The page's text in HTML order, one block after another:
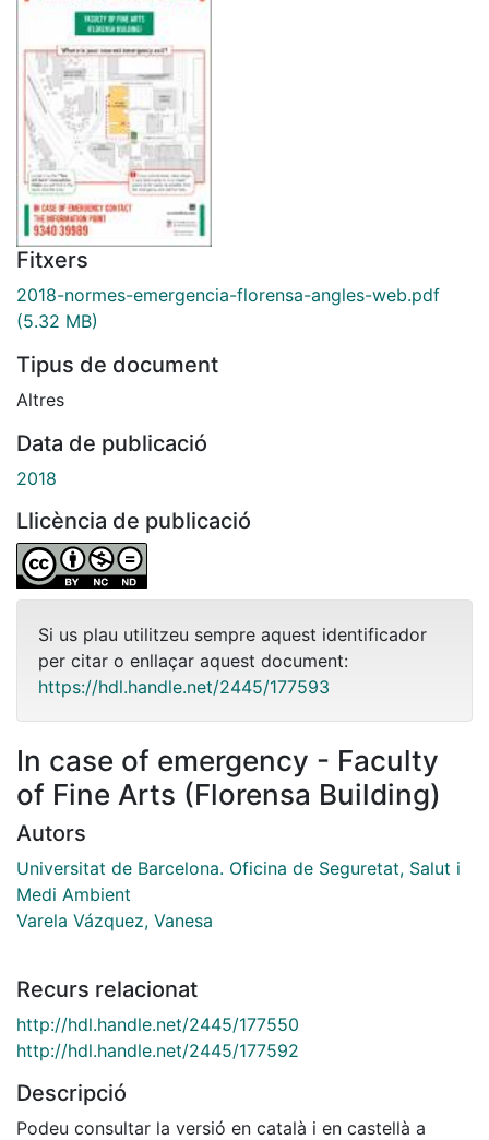
Fitxers
2018-normes-emergencia-florensa-angles-web.pdf
(5.32 MB)
Tipus de document
Altres
Data de publicació
2018
Llicència de publicació
Si us plau utilitzeu sempre aquest identificador
per citar o enllaçar aquest document:
https://hdl.handle.net/2445/177593
In case of emergency - Faculty
of Fine Arts (Florensa Building)
Autors
Universitat de Barcelona. Oficina de Seguretat, Salut i
Medi Ambient
Varela Vázquez, Vanesa
Recurs relacionat
http://hdl.handle.net/2445/177550
http://hdl.handle.net/2445/177592
Descripció
Podeu consultar la versió en català i en castellà a